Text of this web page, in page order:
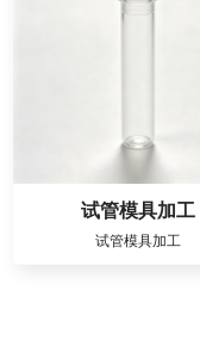
试管模具加工
试管模具加工